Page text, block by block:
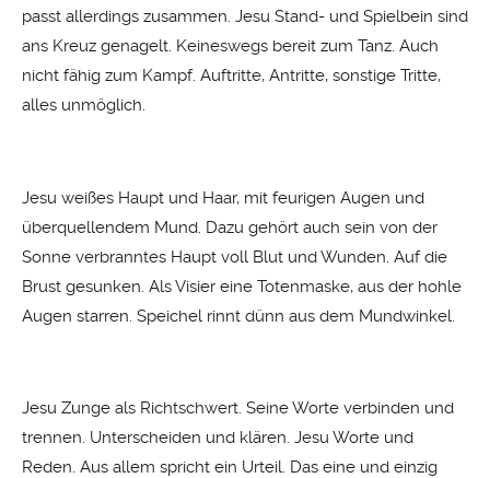
passt allerdings zusammen. Jesu Stand- und Spielbein sind
ans Kreuz genagelt. Keineswegs bereit zum Tanz. Auch
nicht fähig zum Kampf. Auftritte, Antritte, sonstige Tritte,
alles unmöglich.
Jesu weißes Haupt und Haar, mit feurigen Augen und
überquellendem Mund. Dazu gehört auch sein von der
Sonne verbranntes Haupt voll Blut und Wunden. Auf die
Brust gesunken. Als Visier eine Totenmaske, aus der hohle
Augen starren. Speichel rinnt dünn aus dem Mundwinkel.
Jesu Zunge als Richtschwert. Seine Worte verbinden und
trennen. Unterscheiden und klären. Jesu Worte und
Reden. Aus allem spricht ein Urteil. Das eine und einzig